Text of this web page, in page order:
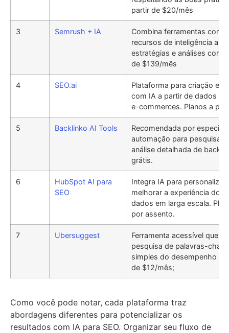
partir de $20/mês
3 Semrush + IA
Combina ferramentas
recursos de inteligência
estratégias e análises
de $139/mês
4 SEO.ai
Plataforma para criação e
com IA a partir de dados e
e-commerces. Planos a
5 Backlinko AI Tools
Recomendada por
automação para pesquisa
análise detalhada de
grátis.
6
HubSpot AI para
SEO
Integra IA para personalizar
melhorar a experiência do
dados em larga escala.
por assento.
7 Ubersuggest
Ferramenta acessível que
pesquisa de palavras-
simples do desempenho
de $12/mês;
Como você pode notar, cada plataforma traz
abordagens diferentes para potencializar os
resultados com IA para SEO. Organizar seu fluxo de